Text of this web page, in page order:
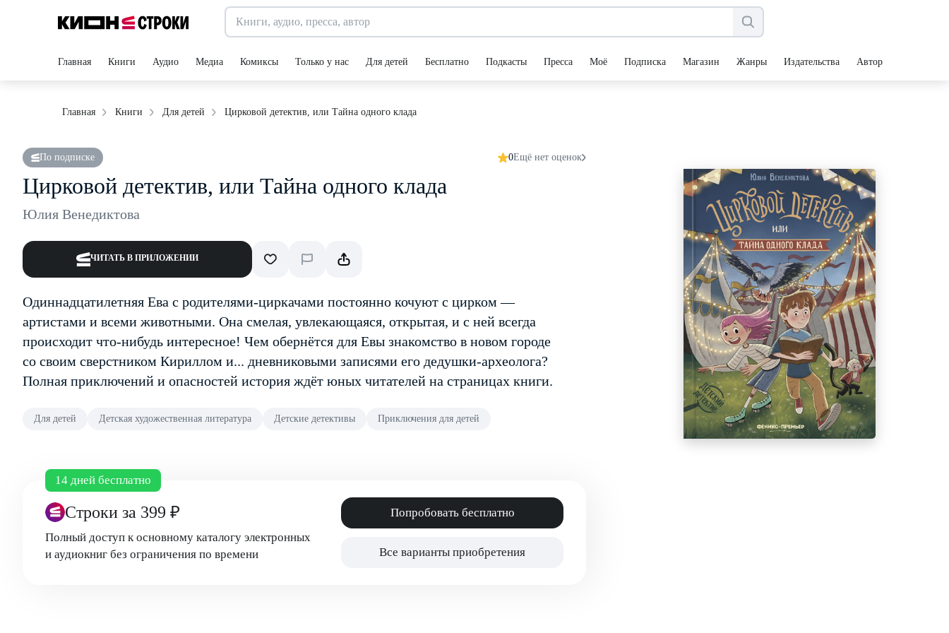
Главная Книги Аудио Медиа Комиксы Только у нас Для детей Бесплатно Подкасты Пресса Моё Подписка Магазин Жанры Издательства Авторы
Главная Книги Для детей Цирковой детектив, или Тайна одного клада
По подписке 0Ещё нет оценок
Цирковой детектив, или Тайна одного клада
Юлия Венедиктова
ЧИТАТЬ В ПРИЛОЖЕНИИ
Одиннадцатилетняя Ева с родителями-циркачами постоянно кочуют с цирком —
артистами и всеми животными. Она смелая, увлекающаяся, открытая, и с ней всегда
происходит что-нибудь интересное! Чем обернётся для Евы знакомство в новом городе
со своим сверстником Кириллом и... дневниковыми записями его дедушки-археолога?
Полная приключений и опасностей история ждёт юных читателей на страницах книги.
Для детей Детская художественная литература Детские детективы Приключения для детей
14 дней бесплатно
Строки за 399 ₽
Полный доступ к основному каталогу электронных
и аудиокниг без ограничения по времени
Попробовать бесплатно
Все варианты приобретения